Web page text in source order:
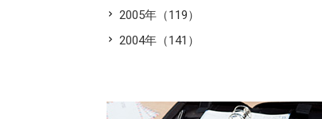
2005年（119）
2004年（141）